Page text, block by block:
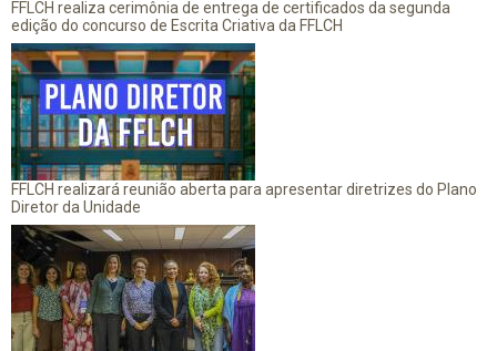
FFLCH realiza cerimônia de entrega de certificados da segunda
edição do concurso de Escrita Criativa da FFLCH
FFLCH realizará reunião aberta para apresentar diretrizes do Plano
Diretor da Unidade